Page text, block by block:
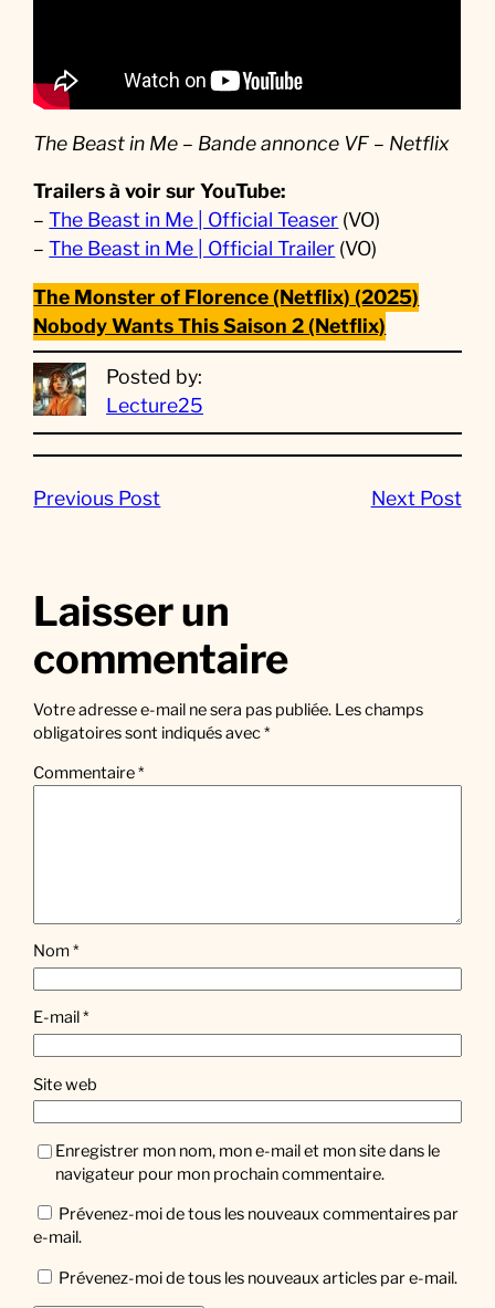
The Beast in Me – Bande annonce VF – Netflix
Trailers à voir sur YouTube:
–The Beast in Me | Official Teaser (VO)
–The Beast in Me | Official Trailer (VO)
The Monster of Florence (Netflix) (2025)
Nobody Wants This Saison 2 (Netflix)
Posted by:
Lecture25
Previous Post Next Post
Laisser un
commentaire
Votre adresse e-mail ne sera pas publiée. Les champs
obligatoires sont indiqués avec*
Commentaire*
Nom*
E-mail*
Site web
Enregistrer mon nom, mon e-mail et mon site dans le
navigateur pour mon prochain commentaire.
Prévenez-moi de tous les nouveaux commentaires par
e-mail.
Prévenez-moi de tous les nouveaux articles par e-mail.